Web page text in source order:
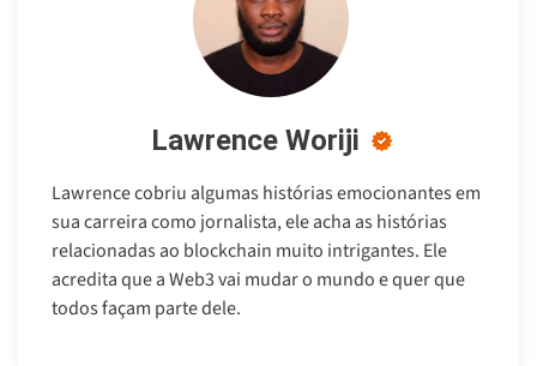
Lawrence Woriji
Lawrence cobriu algumas histórias emocionantes em
sua carreira como jornalista, ele acha as histórias
relacionadas ao blockchain muito intrigantes. Ele
acredita que a Web3 vai mudar o mundo e quer que
todos façam parte dele.